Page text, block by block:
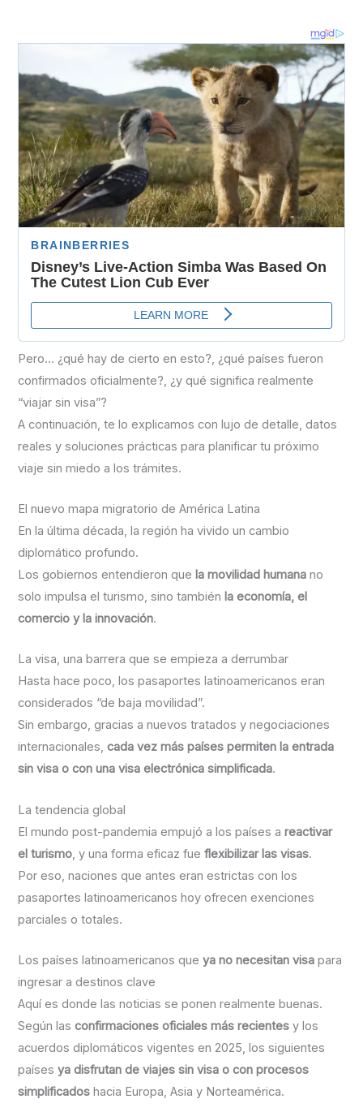
Pero… ¿qué hay de cierto en esto?, ¿qué países fueron
confirmados oficialmente?, ¿y qué significa realmente
“viajar sin visa”?
A continuación, te lo explicamos con lujo de detalle, datos
reales y soluciones prácticas para planificar tu próximo
viaje sin miedo a los trámites.
El nuevo mapa migratorio de América Latina
En la última década, la región ha vivido un cambio
diplomático profundo.
Los gobiernos entendieron que la movilidad humana no
solo impulsa el turismo, sino también la economía, el
comercio y la innovación.
La visa, una barrera que se empieza a derrumbar
Hasta hace poco, los pasaportes latinoamericanos eran
considerados “de baja movilidad”.
Sin embargo, gracias a nuevos tratados y negociaciones
internacionales,cada vez más países permiten la entrada
sin visa o con una visa electrónica simplificada.
La tendencia global
El mundo post-pandemia empujó a los países areactivar
el turismo , y una forma eficaz fueflexibilizar las visas.
Por eso, naciones que antes eran estrictas con los
pasaportes latinoamericanos hoy ofrecen exenciones
parciales o totales.
Los países latinoamericanos queya no necesitan visa para
ingresar a destinos clave
Aquí es donde las noticias se ponen realmente buenas.
Según lasconfirmaciones oficiales más recientes y los
acuerdos diplomáticos vigentes en 2025, los siguientes
paísesya disfrutan de viajes sin visa o con procesos
simplificados hacia Europa, Asia y Norteamérica.